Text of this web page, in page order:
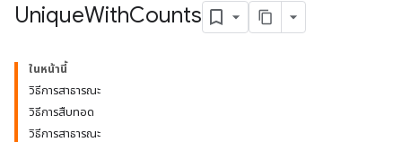
UniqueWithCounts
ในหน้านี้
วิธีการสาธารณะ
วิธีการสืบทอด
วิธีการสาธารณะ